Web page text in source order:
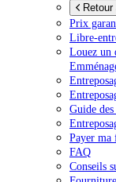
Prix
Libre-
Louez un
Guide
Payer ma
FAQ
Conseils